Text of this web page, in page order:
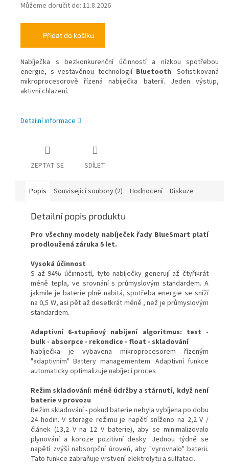
Můžeme doručit do: 11.8.2026
Přidat do košíku
Nabíječka s bezkonkurenční účinností a nízkou spotřebou
energie, s vestavěnou technologiíBluetooth. Sofistikovaná
mikroprocesorově řízená nabíječka baterií. Jeden výstup,
aktivní chlazení.
Detailní informace
ZEPTAT SE SDÍLET
Popis Související soubory (2) Hodnocení Diskuze
Detailní popis produktu
Pro všechny modely nabíječek řady BlueSmart platí
prodloužená záruka 5 let.
Vysoká účinnost
S až 94% účinností, tyto nabíječky generují až čtyřikrát
méně tepla, ve srovnání s průmyslovým standardem. A
jakmile je baterie plně nabitá, spotřeba energie se sníží
na 0,5 W, asi pět až desetkrát méně , než je průmyslovým
standardem.
Adaptivní 6-stupňový nabíjení algoritmus: test -
bulk - absorpce - rekondice - float - skladování
Nabíječka je vybavena mikroprocesorem řízeným
"adaptivním" Battery managementem. Adaptivní funkce
automaticky optimalizuje nabíjecí proces
Režim skladování: méně údržby a stárnutí, když není
baterie v provozu
Režim skladování - pokud baterie nebyla vybíjena po dobu
24 hodin. V storage režimu je napětí sníženo na 2,2 V /
článek (13,2 V na 12 V baterie), aby se minimalizovalo
plynování a koroze pozitivní desky. Jednou týdně se
napětí zvýší nabsorpční úroveň, aby "vyrovnalo" baterii.
Tato funkce zabraňuje vrstvení elektrolytu a sulfataci.